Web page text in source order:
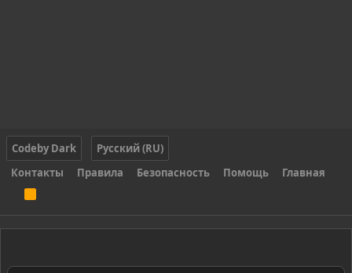
Codeby Dark
Русский (RU)
Контакты
Правила Безопасность Помощь Главная
S